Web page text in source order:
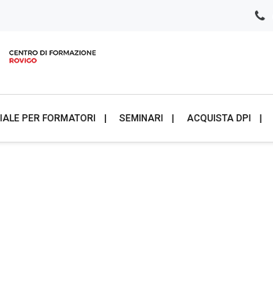
PER FORMATORI SEMINARI ACQUISTA DPI